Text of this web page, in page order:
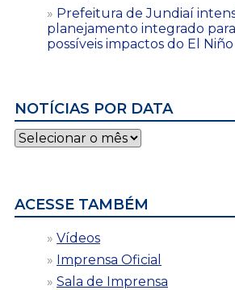
Prefeitura de Jundiaí
planejamento integrado
possíveis impactos do El Niño
NOTÍCIAS POR DATA
Notícias
por
ACESSE TAMBÉM
Vídeos
Imprensa Oficial
Sala de Imprensa